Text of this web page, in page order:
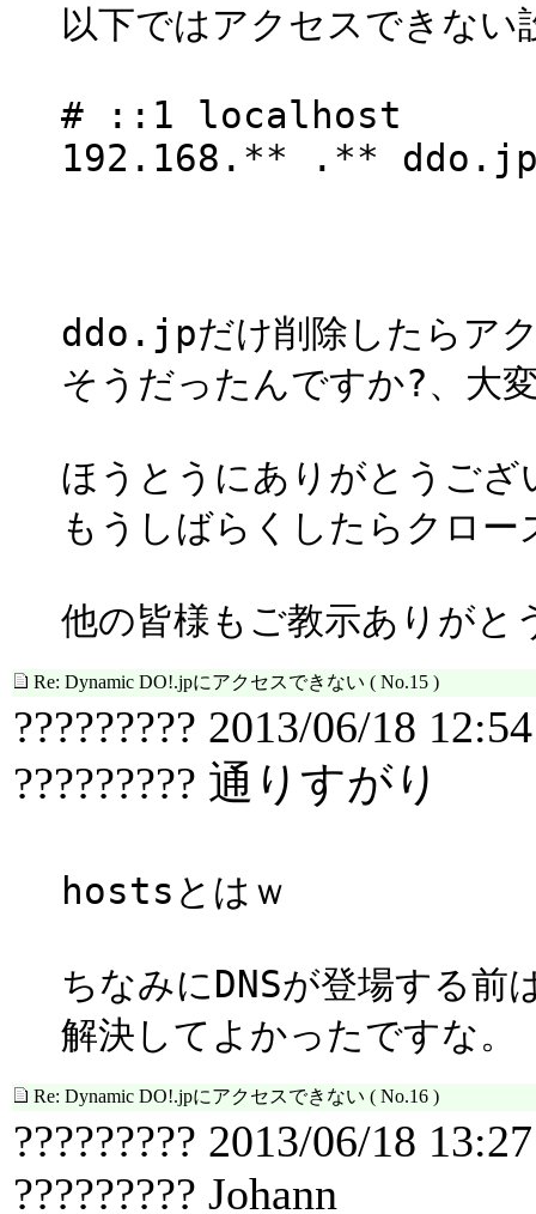
以下ではアクセスできない
# ::1 localhost
192.168.** .**
ddo.jpだけ削除したらア
そうだったんですか?、大
ほうとうにありがとうござ
もうしばらくしたらクロー
他の皆様もご教示ありがと
Re: Dynamic DO!.jpにアクセスできない ( No.15 )
????????? 2013/06/18 12:54
????????? 通りすがり
hostsとはｗ
ちなみにDNSが登場する
解決してよかったですな。
Re: Dynamic DO!.jpにアクセスできない ( No.16 )
????????? 2013/06/18 13:27
????????? Johann